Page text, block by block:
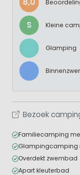
S Kleine
Glamping
Bezoek
Familiecamping
Glampingcamping
Overdekt zwembad
Apart kleuterbad